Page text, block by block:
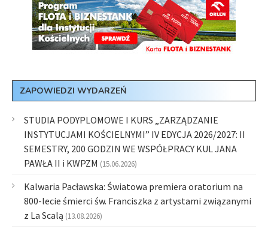
ZAPOWIEDZI WYDARZEŃ
STUDIA PODYPLOMOWE I KURS „ZARZĄDZANIE
INSTYTUCJAMI KOŚCIELNYMI” IV EDYCJA 2026/2027: II
SEMESTRY, 200 GODZIN WE WSPÓŁPRACY KUL JANA
PAWŁA II i KWPZM (15.06.2026)
Kalwaria Pacławska: Światowa premiera oratorium na
800-lecie śmierci św. Franciszka z artystami związanymi
z La Scalą (13.08.2026)